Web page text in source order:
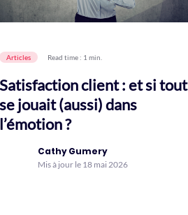
Articles Read time : 1 min.
Satisfaction client : et si tout
se jouait (aussi) dans
l’émotion ?
Cathy Gumery
Mis à jour le 18 mai 2026